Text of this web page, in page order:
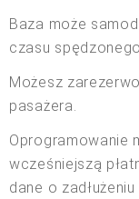
Baza może
czasu
Możesz
pasażera.
Oprogramowanie
wcześniejszą
dane o